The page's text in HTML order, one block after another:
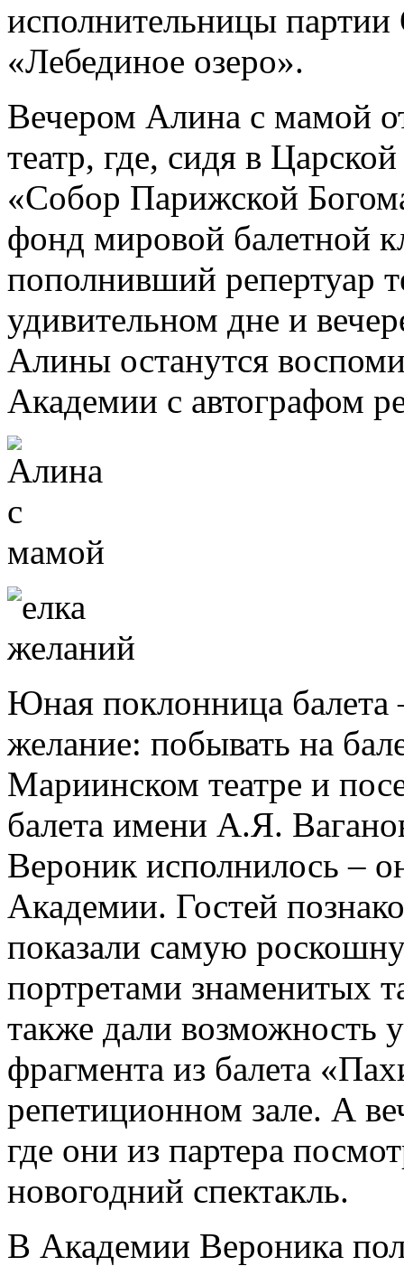
исполнительницы
«Лебединое озеро».
Вечером Алина с мамой
театр, где, сидя в
«Собор Парижской
фонд мировой балетной
пополнивший репертуар
удивительном дне и
Алины останутся
Академии с автографом
Юная поклонница балета
желание: побывать на
Мариинском театре и
балета имени А.Я.
Вероник исполнилось –
Академии. Гостей
показали самую
портретами знаменитых
также дали возможность
фрагмента из балета
репетиционном зале. А
где они из партера
новогодний спектакль.
В Академии Вероника